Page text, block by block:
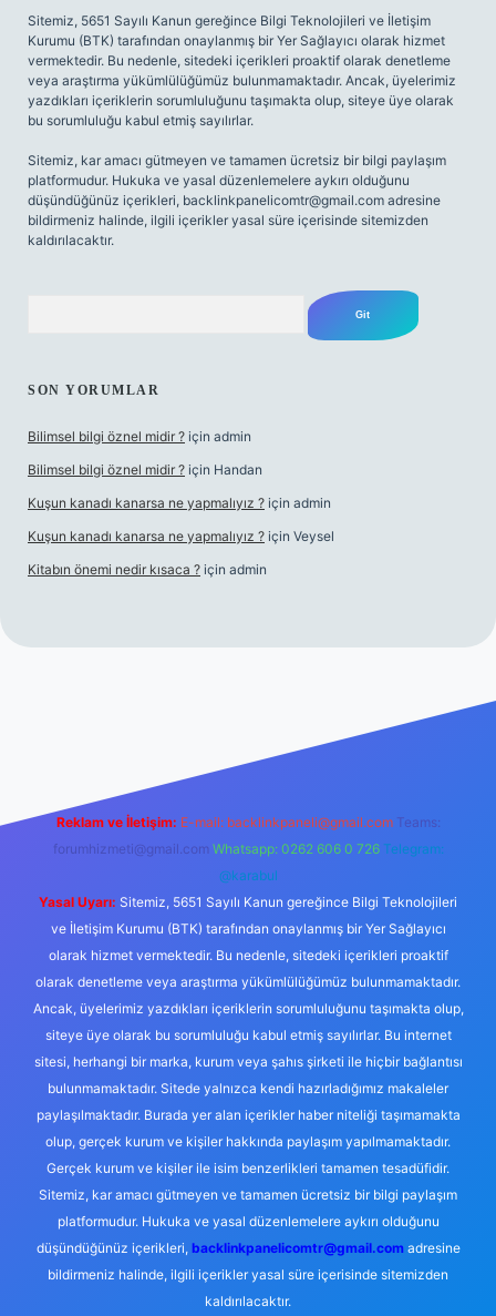
Sitemiz, 5651 Sayılı Kanun gereğince Bilgi Teknolojileri ve İletişim
Kurumu (BTK) tarafından onaylanmış bir Yer Sağlayıcı olarak hizmet
vermektedir. Bu nedenle, sitedeki içerikleri proaktif olarak denetleme
veya araştırma yükümlülüğümüz bulunmamaktadır. Ancak, üyelerimiz
yazdıkları içeriklerin sorumluluğunu taşımakta olup, siteye üye olarak
bu sorumluluğu kabul etmiş sayılırlar.
Sitemiz, kar amacı gütmeyen ve tamamen ücretsiz bir bilgi paylaşım
platformudur. Hukuka ve yasal düzenlemelere aykırı olduğunu
düşündüğünüz içerikleri, backlinkpanelicomtr@gmail.com adresine
bildirmeniz halinde, ilgili içerikler yasal süre içerisinde sitemizden
kaldırılacaktır.
SON YORUMLAR
Bilimsel bilgi öznel midir ? için admin
Bilimsel bilgi öznel midir ? için Handan
Kuşun kanadı kanarsa ne yapmalıyız ? için admin
Kuşun kanadı kanarsa ne yapmalıyız ? için Veysel
Kitabın önemi nedir kısaca ? için admin
Reklam ve İletişim: E-mail: backlinkpaneli@gmail.com Teams:
forumhizmeti@gmail.com Whatsapp: 0262 606 0 726 Telegram:
@karabul
Yasal Uyarı: Sitemiz, 5651 Sayılı Kanun gereğince Bilgi Teknolojileri
ve İletişim Kurumu (BTK) tarafından onaylanmış bir Yer Sağlayıcı
olarak hizmet vermektedir. Bu nedenle, sitedeki içerikleri proaktif
olarak denetleme veya araştırma yükümlülüğümüz bulunmamaktadır.
Ancak, üyelerimiz yazdıkları içeriklerin sorumluluğunu taşımakta olup,
siteye üye olarak bu sorumluluğu kabul etmiş sayılırlar. Bu internet
sitesi, herhangi bir marka, kurum veya şahıs şirketi ile hiçbir bağlantısı
bulunmamaktadır. Sitede yalnızca kendi hazırladığımız makaleler
paylaşılmaktadır. Burada yer alan içerikler haber niteliği taşımamakta
olup, gerçek kurum ve kişiler hakkında paylaşım yapılmamaktadır.
Gerçek kurum ve kişiler ile isim benzerlikleri tamamen tesadüfidir.
Sitemiz, kar amacı gütmeyen ve tamamen ücretsiz bir bilgi paylaşım
platformudur. Hukuka ve yasal düzenlemelere aykırı olduğunu
düşündüğünüz içerikleri, backlinkpanelicomtr@gmail.comadresine
bildirmeniz halinde, ilgili içerikler yasal süre içerisinde sitemizden
kaldırılacaktır.